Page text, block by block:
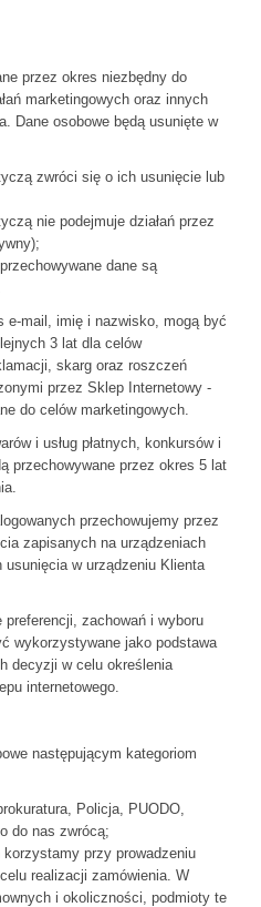
przez okres niezbędny do
marketingowych oraz innych
Dane osobowe będą usunięte w
zwróci się o ich usunięcie lub
nie podejmuje działań przez
dane są
e-mail, imię i nazwisko, mogą być
3 lat dla celów
skarg oraz roszczeń
przez Sklep Internetowy -
do celów marketingowych.
i usług płatnych, konkursów i
przechowywane przez okres 5 lat
przechowujemy przez
zapisanych na urządzeniach
w urządzeniu Klienta
zachowań i wyboru
wykorzystywane jako podstawa
decyzji w celu określenia
internetowego.
następującym kategoriom
Policja, PUODO,
do nas zwrócą;
przy prowadzeniu
realizacji zamówienia. W
i okoliczności, podmioty te